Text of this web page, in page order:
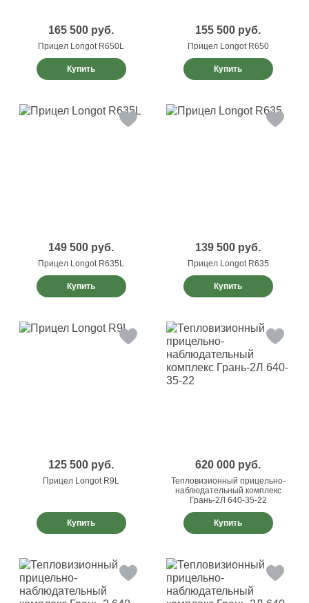
165 500 руб.
Прицел Longot R650L
Купить
155 500 руб.
Прицел Longot R650
Купить
149 500 руб.
Прицел Longot R635L
Купить
139 500 руб.
Прицел Longot R635
Купить
125 500 руб.
Прицел Longot R9L
Купить
620 000 руб.
Тепловизионный прицельно-
наблюдательный комплекс
Грань-2Л 640-35-22
Купить